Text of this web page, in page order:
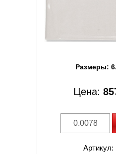
Размеры:
Цена:
Артикул: